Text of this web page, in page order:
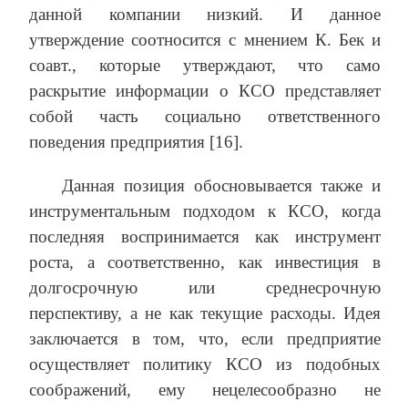
данной компании низкий. И данное
утверждение соотносится с мнением К. Бек и
соавт., которые утверждают, что само
раскрытие информации о КСО представляет
собой часть социально ответственного
поведения предприятия [16].
Данная позиция обосновывается также и
инструментальным подходом к КСО, когда
последняя воспринимается как инструмент
роста, а соответственно, как инвестиция в
долгосрочную или среднесрочную
перспективу, а не как текущие расходы. Идея
заключается в том, что, если предприятие
осуществляет политику КСО из подобных
соображений, ему нецелесообразно не